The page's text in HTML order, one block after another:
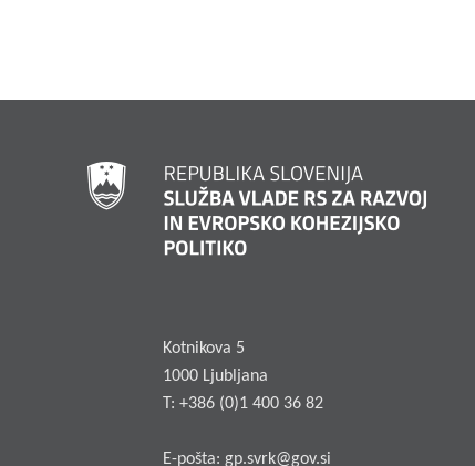
Kotnikova 5
1000 Ljubljana
T: +386 (0)1 400 36 82
E-pošta: gp.svrk@gov.si